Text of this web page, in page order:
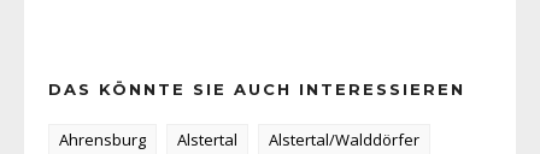
DAS KÖNNTE SIE AUCH INTERESSIEREN
Ahrensburg Alstertal
Alstertal/Walddörfer